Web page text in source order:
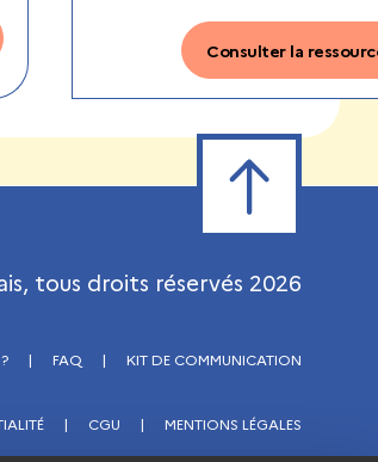
Consulter la
tous droits réservés 2026
| FAQ | KIT DE COMMUNICATION
| CGU | MENTIONS LÉGALES